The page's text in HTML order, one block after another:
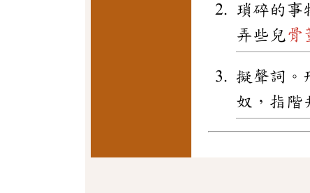
瑣碎的事
弄些兒 骨
擬聲詞。
奴，指階